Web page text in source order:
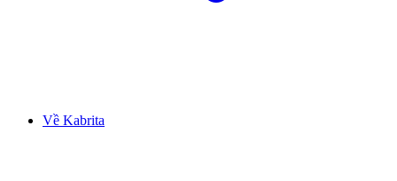
Về Kabrita